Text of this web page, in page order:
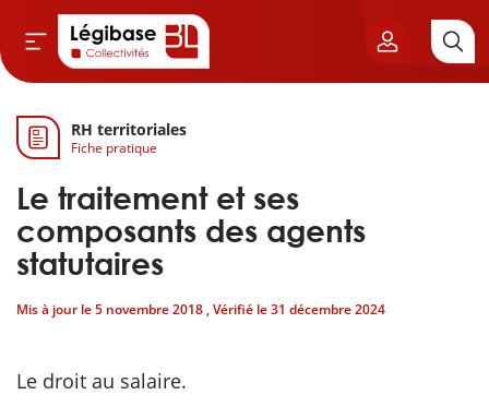
& Cimetières
& Élu local
Finances locales
RH territoriales
Fiche pratique
Le traitement et ses
composants des agents
statutaires
Mis à jour le5 novembre 2018 , Vérifié le31 décembre 2024
Le droit au salaire.